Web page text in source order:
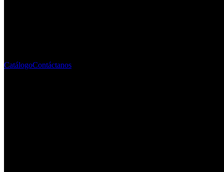
CatálogoContáctanos